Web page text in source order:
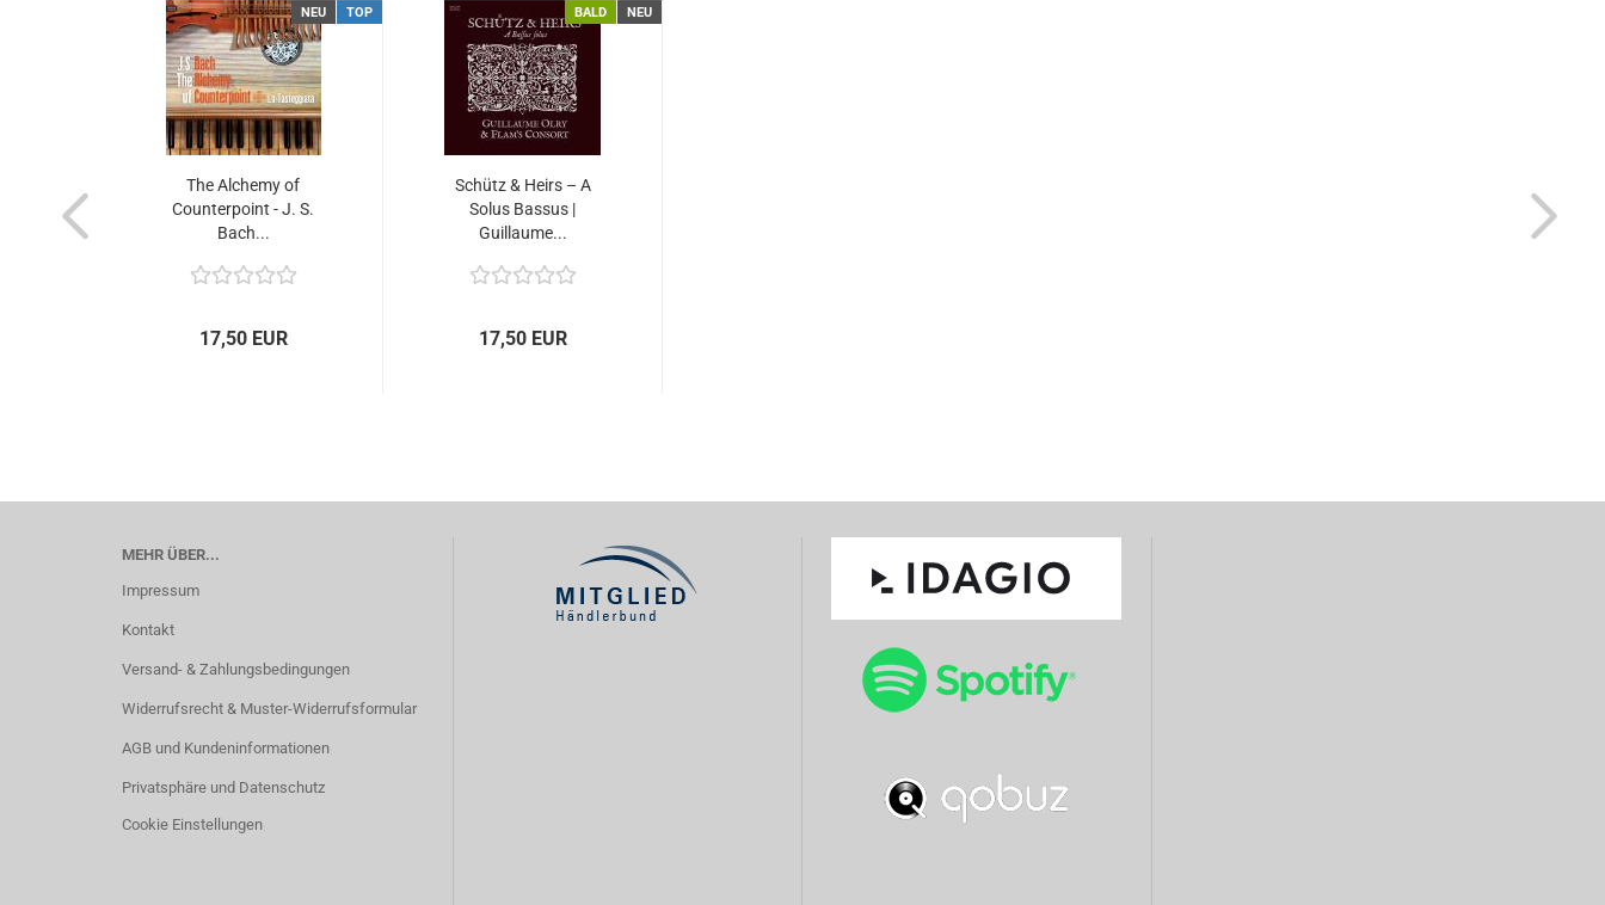
NEU TOP
The Alchemy of
Counterpoint - J. S.
Bach...
17,50 EUR
BALD NEU
Schütz & Heirs – A
Solus Bassus |
Guillaume...
17,50 EUR
MEHR ÜBER...
Impressum
Kontakt
Versand- & Zahlungsbedingungen
Widerrufsrecht & Muster-Widerrufsformular
AGB und Kundeninformationen
Privatsphäre und Datenschutz
Cookie Einstellungen